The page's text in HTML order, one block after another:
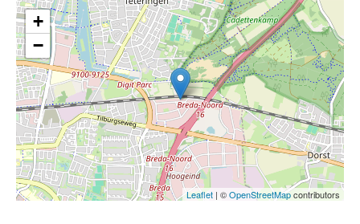
+
−
Leaflet | ©OpenStreetMapcontributors